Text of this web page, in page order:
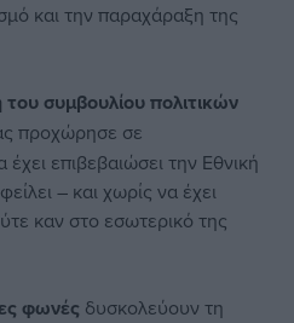
και την παραχάραξη της
συμβουλίου πολιτικών
προχώρησε σε
επιβεβαιώσει την Εθνική
– και χωρίς να έχει
καν στο εσωτερικό της
φωνές δυσκολεύουν τη